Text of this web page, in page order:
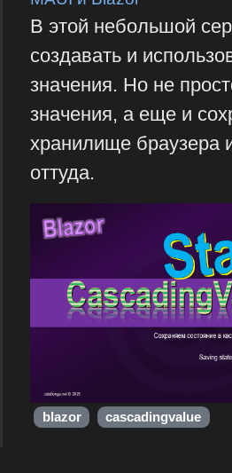
В этой небольшой
создавать и
значения. Но не
значения, а еще и
хранилище браузера
оттуда.
blazor cascadingvalue